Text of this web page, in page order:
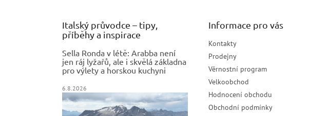
Italský průvodce – tipy,
příběhy a inspirace
Sella Ronda v létě: Arabba není
jen ráj lyžařů, ale i skvělá základna
pro výlety a horskou kuchyni
6.8.2026
Informace pro vás
Kontakty
Prodejny
Věrnostní program
Velkoobchod
Hodnocení obchodu
Obchodní podmínky